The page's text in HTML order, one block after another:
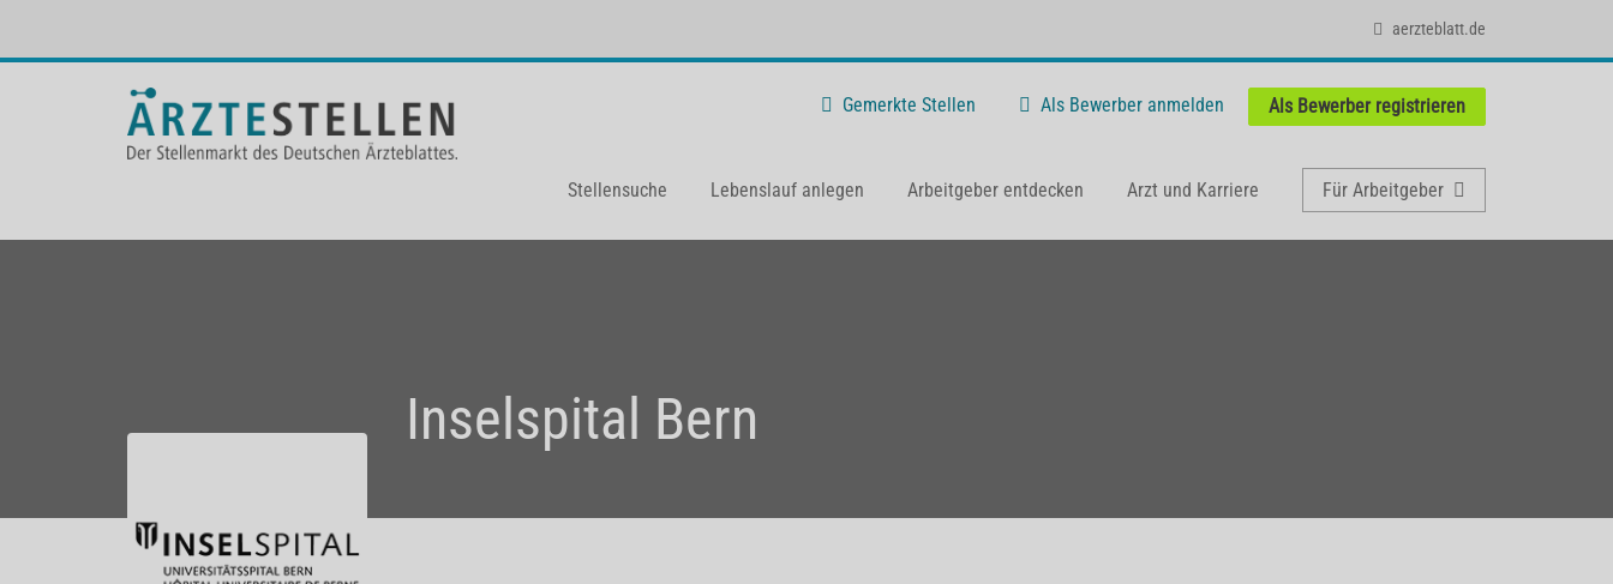
aerzteblatt.de
Gemerkte Stellen Als Bewerber anmelden Als Bewerber registrieren
Stellensuche Lebenslauf anlegen Arbeitgeber entdecken Arzt und Karriere Für Arbeitgeber
Inselspital Bern